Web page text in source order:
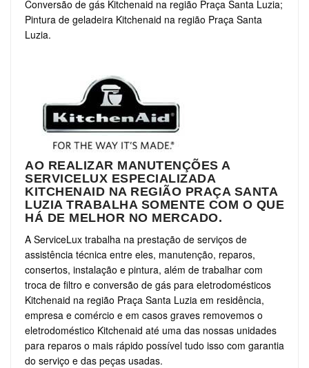
Conversão de gás Kitchenaid na região Praça Santa Luzia;
Pintura de geladeira Kitchenaid na região Praça Santa
Luzia.
AO REALIZAR MANUTENÇÕES A
SERVICELUX ESPECIALIZADA
KITCHENAID NA REGIÃO PRAÇA SANTA
LUZIA TRABALHA SOMENTE COM O QUE
HÁ DE MELHOR NO MERCADO.
A ServiceLux trabalha na prestação de serviços de
assistência técnica entre eles, manutenção, reparos,
consertos, instalação e pintura, além de trabalhar com
troca de filtro e conversão de gás para eletrodomésticos
Kitchenaid na região Praça Santa Luzia em residência,
empresa e comércio e em casos graves removemos o
eletrodoméstico Kitchenaid até uma das nossas unidades
para reparos o mais rápido possível tudo isso com garantia
do serviço e das peças usadas.